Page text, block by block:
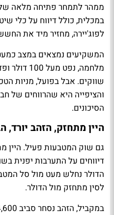
ממהר לתמחר פתיחה מלאה של
במכלית, כולל דיווח על כלי
לפוג'יירה, מחזיר מיד את
המשקיעים נמצאים במצב
מלחמה, נפט
שווקים. אבל בפועל, מניות
הסיכונים.
היין מתחזק, הזהב יורד,
גם שוק המטבעות פעיל. היין
דיווחים על התערבות יפנית
הדולר נחלש מעט מול סל
לסין מתחזק מול הדולר.